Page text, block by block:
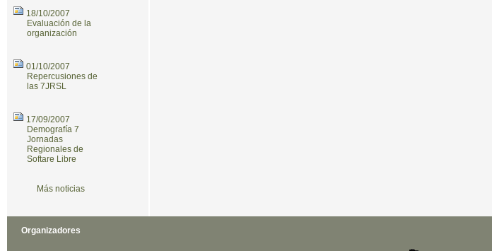
18/10/2007
Evaluación de la
organización
01/10/2007
Repercusiones de
las 7JRSL
17/09/2007
Demografía 7
Jornadas
Regionales de
Softare Libre
Más noticias
Organizadores